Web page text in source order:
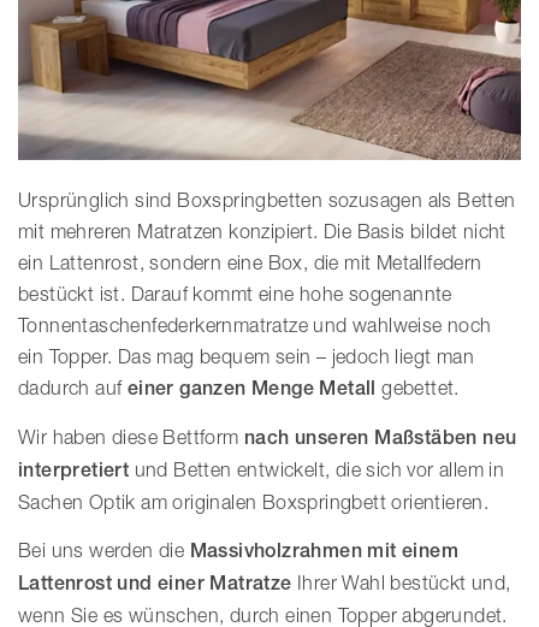
Ursprünglich sind Boxspringbetten sozusagen als Betten
mit mehreren Matratzen konzipiert. Die Basis bildet nicht
ein Lattenrost, sondern eine Box, die mit Metallfedern
bestückt ist. Darauf kommt eine hohe sogenannte
Tonnentaschenfederkernmatratze und wahlweise noch
ein Topper. Das mag bequem sein – jedoch liegt man
dadurch auf einer ganzen Menge Metall gebettet.
Wir haben diese Bettform nach unseren Maßstäben neu
interpretiert und Betten entwickelt, die sich vor allem in
Sachen Optik am originalen Boxspringbett orientieren.
Bei uns werden die Massivholzrahmen mit einem
Lattenrost und einer Matratze Ihrer Wahl bestückt und,
wenn Sie es wünschen, durch einen Topper abgerundet.